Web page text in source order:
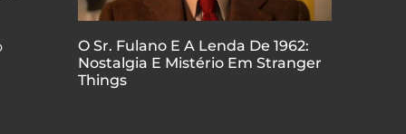
O Sr. Fulano E A Lenda De 1962:
Nostalgia E Mistério Em Stranger
Things